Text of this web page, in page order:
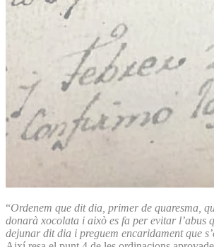
“Ordenem que dit dia, primer de quaresma,
donarà xocolata i això es fa per evitar l’abus
dejunar dit dia i preguem encaridament que